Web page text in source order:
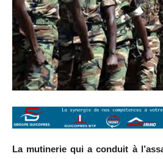
La mutinerie qui a conduit à